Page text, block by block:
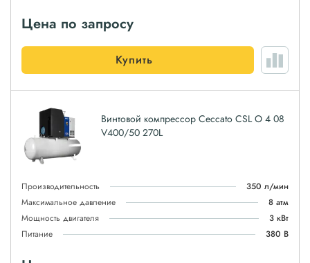
Цена по запросу
Купить
Винтовой компрессор Ceccato CSL O 4 08
V400/50 270L
Производительность
350 л/мин
Максимальное давление
8 атм
Мощность двигателя
3 кВт
Питание
380 В